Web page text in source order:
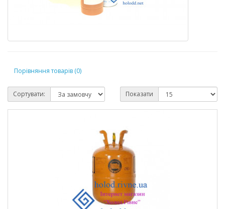
Порівняння товарів (0)
Сортувати: Показати